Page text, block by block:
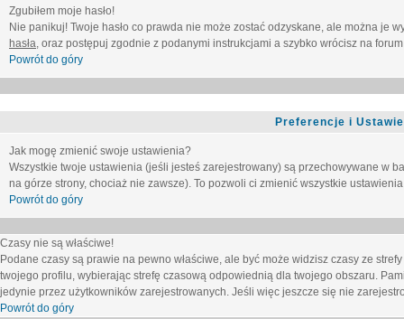
Zgubiłem moje hasło!
Nie panikuj! Twoje hasło co prawda nie może zostać odzyskane, ale można je
hasła, oraz postępuj zgodnie z podanymi instrukcjami a szybko wrócisz na forum
Powrót do góry
Preferencje i
Jak mogę zmienić swoje ustawienia?
Wszystkie twoje ustawienia (jeśli jesteś zarejestrowany) są przechowywane w
na górze strony, chociaż nie zawsze). To pozwoli ci zmienić wszystkie
Powrót do góry
Czasy nie są właściwe!
Podane czasy są prawie na pewno właściwe, ale być może widzisz czasy ze
twojego profilu, wybierając strefę czasową odpowiednią dla twojego obszaru.
jedynie przez użytkowników zarejestrowanych. Jeśli więc jeszcze się nie
Powrót do góry